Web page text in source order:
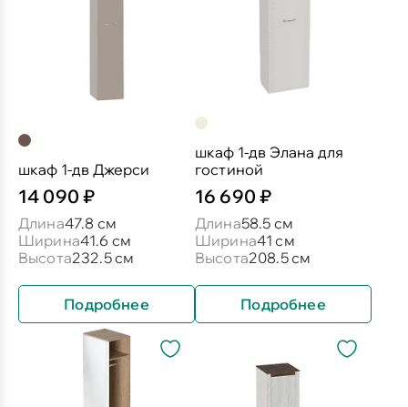
шкаф 1-дв Джерси
14 090 ₽
Длина47.8 см
Ширина41.6 см
Высота232.5 см
Подробнее
шкаф 1-дв Элана для
гостиной
16 690 ₽
Длина58.5 см
Ширина41 см
Высота208.5 см
Подробнее